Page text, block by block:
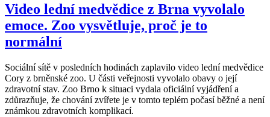
Video lední medvědice z Brna vyvolalo
emoce. Zoo vysvětluje, proč je to
normální
Sociální sítě v posledních hodinách zaplavilo video lední medvědice
Cory z brněnské zoo. U části veřejnosti vyvolalo obavy o její
zdravotní stav. Zoo Brno k situaci vydala oficiální vyjádření a
zdůrazňuje, že chování zvířete je v tomto teplém počasí běžné a není
známkou zdravotních komplikací.